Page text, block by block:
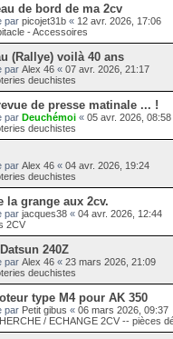
de bord de ma 2cv
par picojet31b « 12 avr. 2026, 17:06
- Accessoires
(Rallye) voilà 40 ans
par Alex 46 « 07 avr. 2026, 21:17
deuchistes
de presse matinale ... !
par Deuchémoi « 05 avr. 2026, 08:58
deuchistes
par Alex 46 « 04 avr. 2026, 19:24
deuchistes
la grange aux 2cv.
par jacques38 « 04 avr. 2026, 12:44
2CV
240Z
par Alex 46 « 23 mars 2026, 21:09
deuchistes
type M4 pour AK 350
par Petit gibus « 06 mars 2026, 09:37
/ ECHANGE 2CV -- pièces